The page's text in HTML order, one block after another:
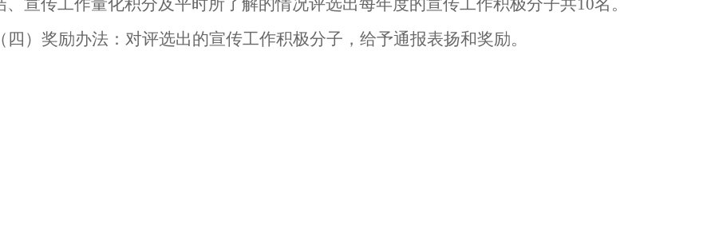
、宣传工作量化积分及平时所了解的情况评选出每年度的宣传工作积极分子共10名。
四）奖励办法：对评选出的宣传工作积极分子，给予通报表扬和奖励。